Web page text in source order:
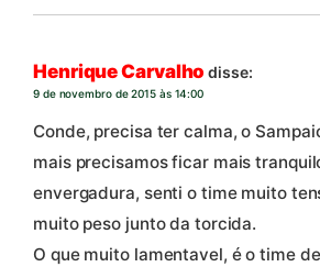
Henrique Carvalho disse:
9 de novembro de 2015 às 14:00
Conde, precisa ter calma, o
mais precisamos ficar mais
envergadura, senti o time muito
muito peso junto da torcida.
O que muito lamentavel, é o time